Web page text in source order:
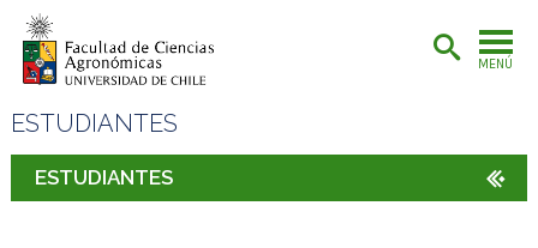
MENÚ
ESTUDIANTES
ESTUDIANTES